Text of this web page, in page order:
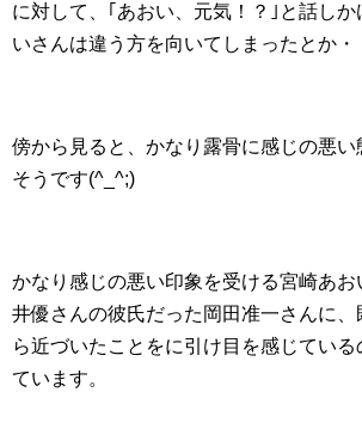
に対して、｢あおい、元気！？｣と話し
いさんは違う方を向いてしまったとか・
傍から見ると、かなり露骨に感じの悪い
そうです(^_^;)
かなり感じの悪い印象を受ける宮崎あ
井優さんの彼氏だった岡田准一さんに
ら近づいたことをに引け目を感じてい
ています。